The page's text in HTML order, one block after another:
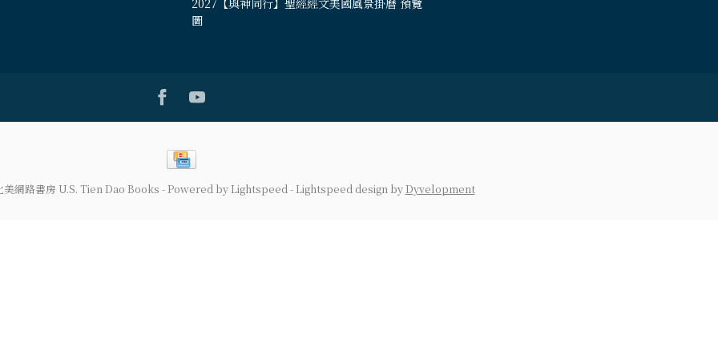
圖
網路書房 U.S. Tien Dao Books - Powered by Lightspeed - Lightspeed design by Dyvelopment